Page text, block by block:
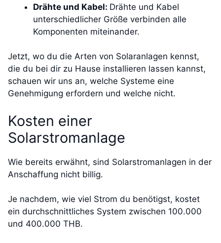
Drähte und Kabel: Drähte und Kabel
unterschiedlicher Größe verbinden alle
Komponenten miteinander.
Jetzt, wo du die Arten von Solaranlagen kennst,
die du bei dir zu Hause installieren lassen kannst,
schauen wir uns an, welche Systeme eine
Genehmigung erfordern und welche nicht.
Kosten einer
Solarstromanlage
Wie bereits erwähnt, sind Solarstromanlagen in der
Anschaffung nicht billig.
Je nachdem, wie viel Strom du benötigst, kostet
ein durchschnittliches System zwischen 100.000
und 400.000 THB.